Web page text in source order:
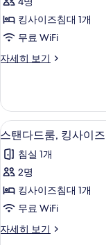
샤
워
시
In
Shower)
사
진
모
두
보
기
롤
인
워
In
Shower)
자
세
히
보
기
킹
사
즈
대
개
사
진
모
두
보
킹사이즈침대 1개
무료 WiFi
자세히 보기
스
사
이
즈
대
자
세
보
스
탠
다
드
룸,
사
4
스탠다드룸, 킹사이
침실 1개
2명
킹사이즈침대 1개
무료 WiFi
자세히 보기
스